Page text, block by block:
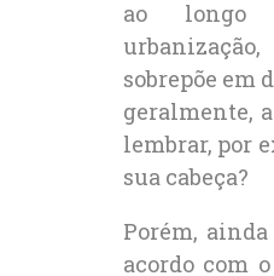
ao longo
sobrepõe em
geralmente,
lembrar, por
sua cabeça?
Porém,
acordo com o